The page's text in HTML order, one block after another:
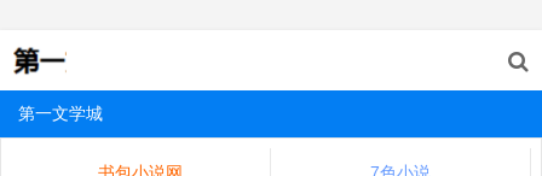
第一文学城